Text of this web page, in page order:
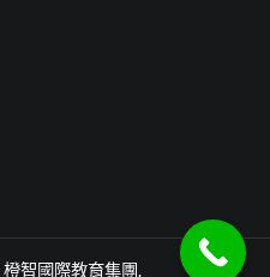
橙智國際教育集團.